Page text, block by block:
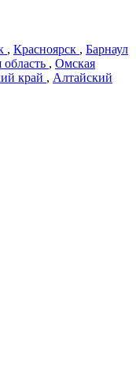
, Красноярск , Барнаул
область , Омская
край , Алтайский